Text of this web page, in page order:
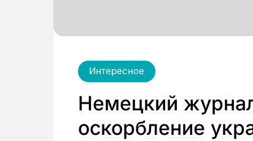
Интересное
Немецкий
оскорбление